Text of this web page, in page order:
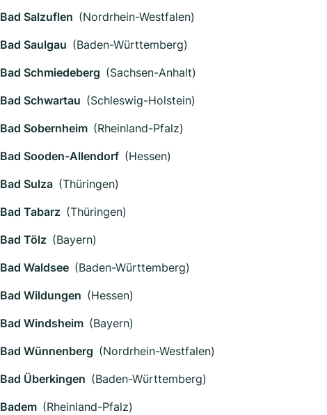
Bad Salzuflen (Nordrhein-Westfalen)
Bad Saulgau (Baden-Württemberg)
Bad Schmiedeberg (Sachsen-Anhalt)
Bad Schwartau (Schleswig-Holstein)
Bad Sobernheim (Rheinland-Pfalz)
Bad Sooden-Allendorf (Hessen)
Bad Sulza (Thüringen)
Bad Tabarz (Thüringen)
Bad Tölz (Bayern)
Bad Waldsee (Baden-Württemberg)
Bad Wildungen (Hessen)
Bad Windsheim (Bayern)
Bad Wünnenberg (Nordrhein-Westfalen)
Bad Überkingen (Baden-Württemberg)
Badem (Rheinland-Pfalz)